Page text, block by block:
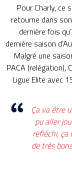
Pour Charly, ce
retourne dans
dernière fois
dernière saison
Malgré une
PACA (relégation),
Ligue Elite avec
Ça va être
pu aller
réfléchi, ça
de très